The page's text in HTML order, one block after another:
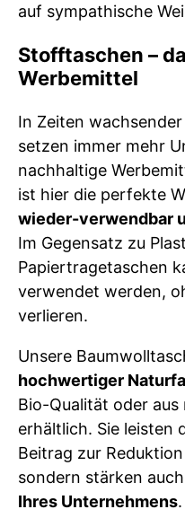
auf sympathische
Stofftaschen –
Werbemittel
In Zeiten
setzen immer mehr
nachhaltige
ist hier die perfekte
wieder-verwendbar
Im Gegensatz zu
Papiertragetaschen
verwendet werden,
verlieren.
Unsere
hochwertiger
Bio-Qualität oder
erhältlich. Sie leisten
Beitrag zur
sondern stärken
Ihres Unternehmens.